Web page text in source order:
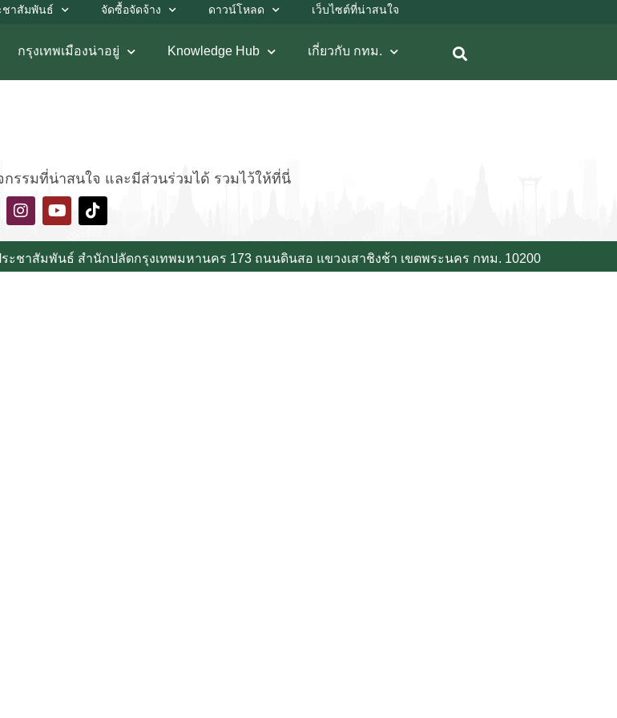
ชาสัมพันธ์ จัดซื้อจัดจ้าง ดาวน์โหลด เว็บไซต์ที่น่าสนใจ
กรุงเทพเมืองน่าอยู่ Knowledge Hub เกี่ยวกับ กทม.
กรรมที่น่าสนใจ และมีส่วนร่วมได้ รวมไว้ให้ที่นี่
ะชาสัมพันธ์ สำนักปลัดกรุงเทพมหานคร 173 ถนนดินสอ แขวงเสาชิงช้า เขตพระนคร กทม. 10200